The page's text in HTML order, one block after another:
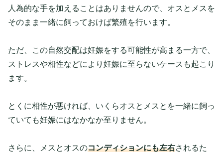
人為的な手を加えることはありませんので、オスとメスを
そのまま一緒に飼っておけば繁殖を行います。
ただ、この自然交配は妊娠をする可能性が高まる一方で、
ストレスや相性などにより妊娠に至らないケースも起こり
ます。
とくに相性が悪ければ、いくらオスとメスとを一緒に飼っ
ていても妊娠にはなかなか至りません。
さらに、メスとオスのコンディションにも左右されるた